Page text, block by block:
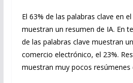
El 63% de las palabras clave en
muestran un resumen de IA. En
de las palabras clave muestran
comercio electrónico, el 23%.
muestran muy pocos resúmenes